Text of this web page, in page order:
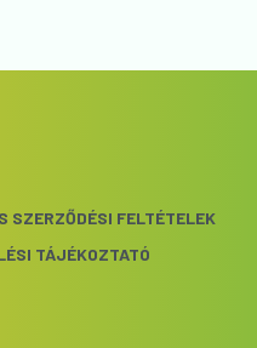
SZERZŐDÉSI FELTÉTELEK
TÁJÉKOZTATÓ